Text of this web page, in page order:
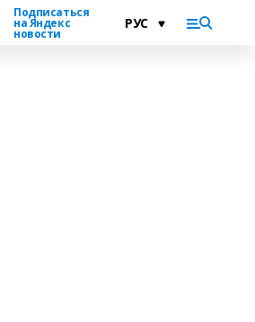
Подписаться
на Яндекс
новости